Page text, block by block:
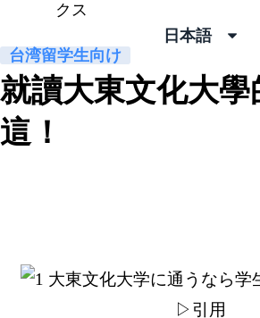
クス
日本語
台湾留学生向け
就讀大東文化大學
這！
▷引用